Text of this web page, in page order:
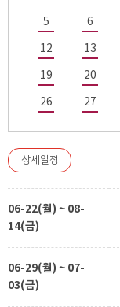
5 6
12 13
19 20
26 27
상세일정
06-22(월) ~ 08-
14(금)
06-29(월) ~ 07-
03(금)